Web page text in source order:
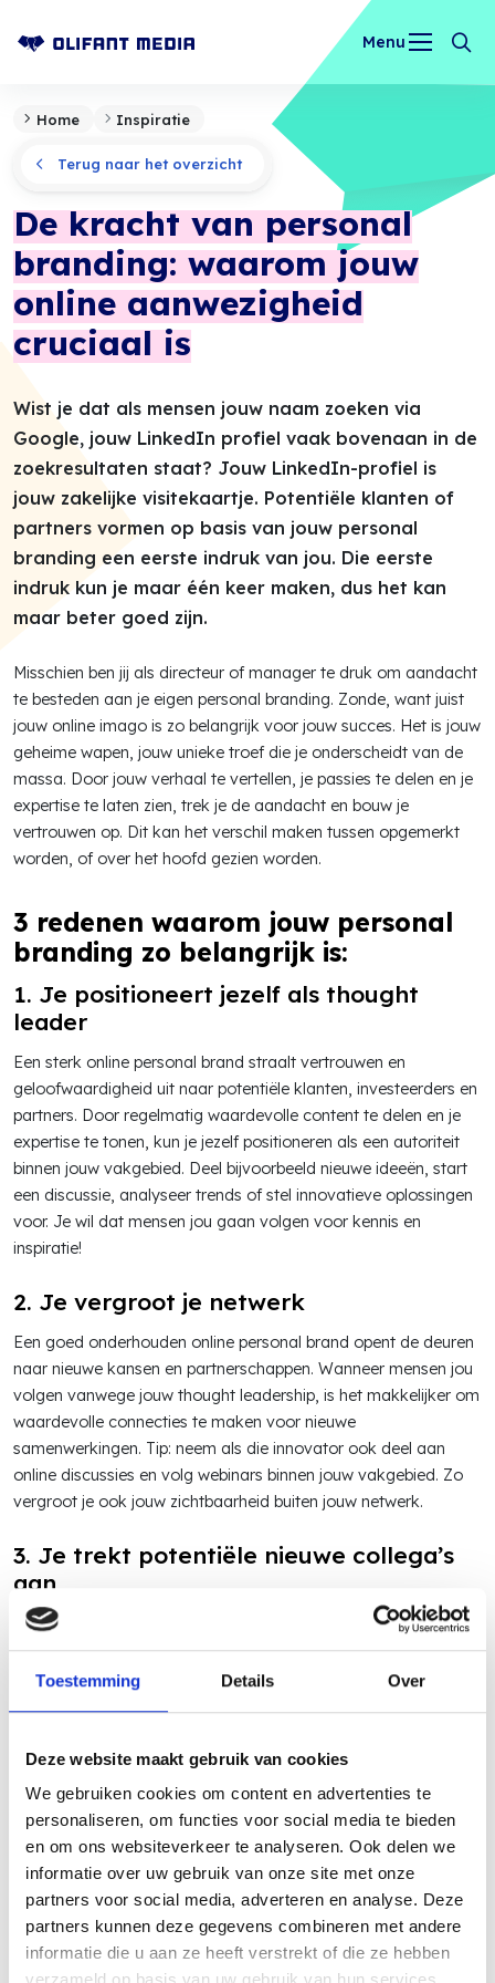
Toestemming Details Over
Deze website maakt gebruik van cookies
We gebruiken cookies om content en advertenties te
personaliseren, om functies voor social media te bieden
en om ons websiteverkeer te analyseren. Ook delen we
informatie over uw gebruik van onze site met onze
partners voor social media, adverteren en analyse. Deze
partners kunnen deze gegevens combineren met andere
informatie die u aan ze heeft verstrekt of die ze hebben
Menu
Home Inspiratie
Terug naar het overzicht
De kracht van personal
branding: waarom jouw
online aanwezigheid
cruciaal is
Wist je dat als mensen jouw naam zoeken via
Google, jouw LinkedIn profiel vaak bovenaan in de
zoekresultaten staat? Jouw LinkedIn-profiel is
jouw zakelijke visitekaartje. Potentiële klanten of
partners vormen op basis van jouw personal
branding een eerste indruk van jou. Die eerste
indruk kun je maar één keer maken, dus het kan
maar beter goed zijn.
Misschien ben jij als directeur of manager te druk om aandacht
te besteden aan je eigen personal branding. Zonde, want juist
jouw online imago is zo belangrijk voor jouw succes. Het is jouw
geheime wapen, jouw unieke troef die je onderscheidt van de
massa. Door jouw verhaal te vertellen, je passies te delen en je
expertise te laten zien, trek je de aandacht en bouw je
vertrouwen op. Dit kan het verschil maken tussen opgemerkt
worden, of over het hoofd gezien worden.
3 redenen waarom jouw personal
branding zo belangrijk is:
1. Je positioneert jezelf als thought
leader
Een sterk online personal brand straalt vertrouwen en
geloofwaardigheid uit naar potentiële klanten, investeerders en
partners. Door regelmatig waardevolle content te delen en je
expertise te tonen, kun je jezelf positioneren als een autoriteit
binnen jouw vakgebied. Deel bijvoorbeeld nieuwe ideeën, start
een discussie, analyseer trends of stel innovatieve oplossingen
voor. Je wil dat mensen jou gaan volgen voor kennis en
inspiratie!
2. Je vergroot je netwerk
Een goed onderhouden online personal brand opent de deuren
naar nieuwe kansen en partnerschappen. Wanneer mensen jou
volgen vanwege jouw thought leadership, is het makkelijker om
waardevolle connecties te maken voor nieuwe
samenwerkingen. Tip: neem als die innovator ook deel aan
online discussies en volg webinars binnen jouw vakgebied. Zo
vergroot je ook jouw zichtbaarheid buiten jouw netwerk.
3. Je trekt potentiële nieuwe collega’s
aan
Een sterk online personal brand kan een cruciale rol spelen bij
het aantrekken en behouden van nieuwe collega’s. Als jij een
positief en inspirerend imago laat zien, ben je veel
vertel regelmatig iets over jouw bedrijfscultuur en kernwaarden,
zodat potentieel talent meteen ziet of dit een match is
Zie jouw online aanwezigheid dus een krachtig hulpmiddel om
jouw visie en waarden te communiceren aan de wereld. Door te
investeren in jouw personal branding, investeer je niet alleen in
jezelf, maar ook in het succes en de groei van jouw organisatie.
Win-win!